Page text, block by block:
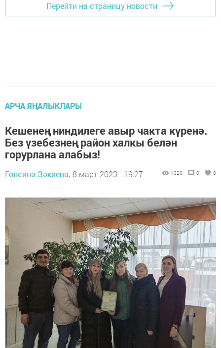
Перейти на страницу новости
АРЧА ЯҢАЛЫКЛАРЫ
Кешенең ниндилеге авыр чакта күренә.
Без үзебезнең район халкы белән
горурлана алабыз!
Гөлсинә Зәкиева, 8 март 2023 - 19:27 1320 0 0